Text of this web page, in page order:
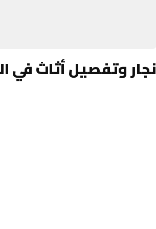
نجار وتفصيل أثاث في